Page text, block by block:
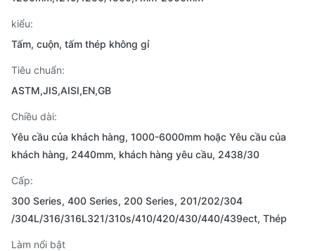
kiểu:
Tấm, cuộn, tấm thép không gỉ
Tiêu chuẩn:
ASTM,JIS,AISI,EN,GB
Chiều dài:
Yêu cầu của khách hàng, 1000-6000mm hoặc Yêu cầu của
khách hàng, 2440mm, khách hàng yêu cầu, 2438/30
Cấp:
300 Series, 400 Series, 200 Series, 201/202/304
/304L/316/316L321/310s/410/420/430/440/439ect, Thép
Làm nổi bật